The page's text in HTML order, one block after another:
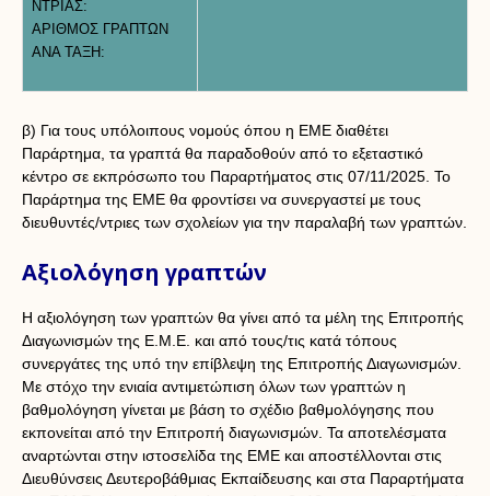
ΝΤΡΙΑΣ:
ΑΡΙΘΜΟΣ ΓΡΑΠΤΩΝ
ΑΝΑ ΤΑΞΗ:
β) Για τους υπόλοιπους νομούς όπου η ΕΜΕ διαθέτει
Παράρτημα, τα γραπτά θα παραδοθούν από το εξεταστικό
κέντρο σε εκπρόσωπο του Παραρτήματος στις 07/11/2025. Το
Παράρτημα της ΕΜΕ θα φροντίσει να συνεργαστεί με τους
διευθυντές/ντριες των σχολείων για την παραλαβή των γραπτών.
Αξιολόγηση γραπτών
Η αξιολόγηση των γραπτών θα γίνει από τα μέλη της Επιτροπής
Διαγωνισμών της Ε.Μ.Ε. και από τους/τις κατά τόπους
συνεργάτες της υπό την επίβλεψη της Επιτροπής Διαγωνισμών.
Με στόχο την ενιαία αντιμετώπιση όλων των γραπτών η
βαθμολόγηση γίνεται με βάση το σχέδιο βαθμολόγησης που
εκπονείται από την Επιτροπή διαγωνισμών. Τα αποτελέσματα
αναρτώνται στην ιστοσελίδα της ΕΜΕ και αποστέλλονται στις
Διευθύνσεις Δευτεροβάθμιας Εκπαίδευσης και στα Παραρτήματα